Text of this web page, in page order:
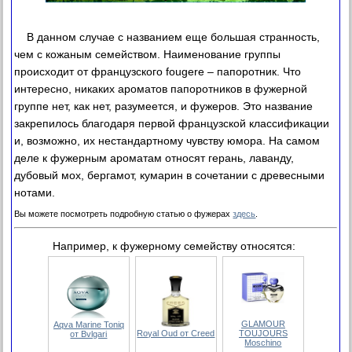
В данном случае с названием еще большая странность,
чем с кожаным семейством. Наименование группы
происходит от французского fougere – папоротник. Что
интересно, никаких ароматов папоротников в фужерной
группе нет, как нет, разумеется, и фужеров. Это название
закрепилось благодаря первой французской классификации
и, возможно, их нестандартному чувству юмора. На самом
деле к фужерным ароматам относят герань, лаванду,
дубовый мох, бергамот, кумарин в сочетании с древесными
нотами.
Вы можете посмотреть подробную статью о фужерахздесь
Например, к фужерному семейству относятся:
Aqva Marine Toniq
от Bvlgari
Royal Oud от Creed
GLAMOUR
TOUJOURS
Moschino